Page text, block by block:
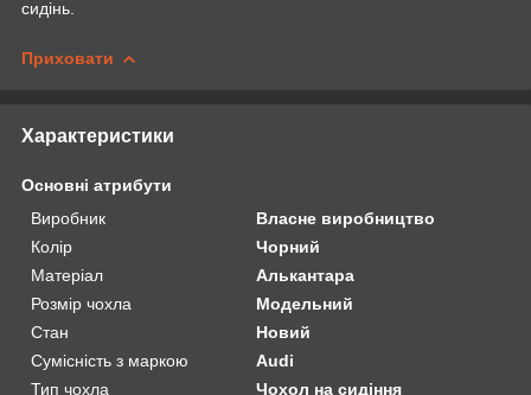
сидінь.
Приховати
Характеристики
Основні атрибути
Виробник
Власне виробництво
Колір
Чорний
Матеріал
Алькантара
Розмір чохла
Модельний
Стан
Новий
Сумісність з маркою
Audi
Тип чохла
Чохол на сидіння